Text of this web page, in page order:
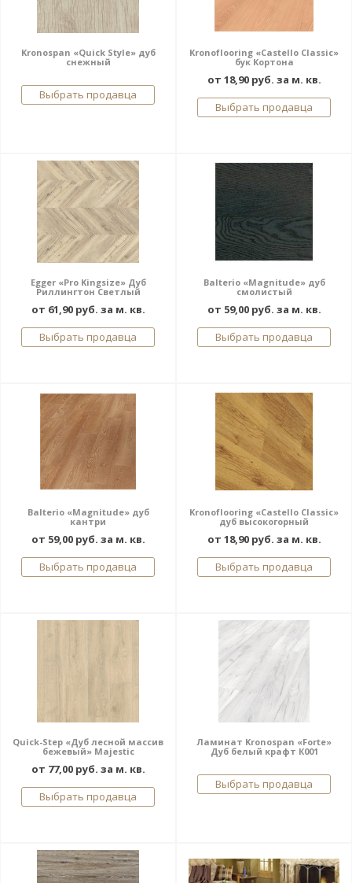
Kronospan «Quick Style» дуб
снежный
Выбрать продавца
Kronoflooring «Castello Classic»
бук Кортона
от 18,90 руб. за м. кв.
Выбрать продавца
Egger «Pro Kingsize» Дуб
Риллингтон Светлый
от 61,90 руб. за м. кв.
Выбрать продавца
Balterio «Magnitude» дуб
смолистый
от 59,00 руб. за м. кв.
Выбрать продавца
Balterio «Magnitude» дуб
кантри
от 59,00 руб. за м. кв.
Выбрать продавца
Kronoflooring «Castello Classic»
дуб высокогорный
от 18,90 руб. за м. кв.
Выбрать продавца
Quick-Step «Дуб лесной массив
бежевый» Majestic
от 77,00 руб. за м. кв.
Выбрать продавца
Ламинат Kronospan «Forte»
Дуб белый крафт К001
Выбрать продавца